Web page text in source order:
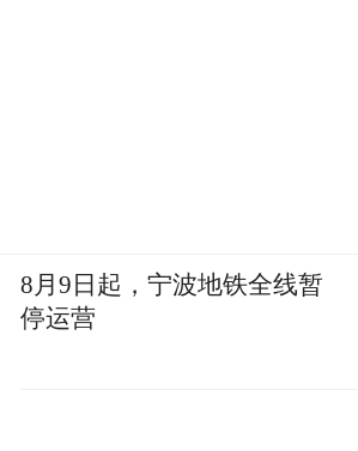
8月9日起，宁波地铁全线暂
停运营